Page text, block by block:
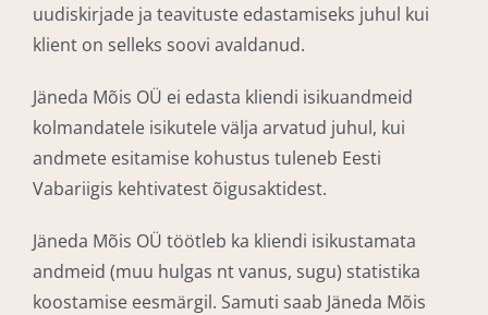
uudiskirjade ja teavituste edastamiseks juhul kui
klient on selleks soovi avaldanud.
Jäneda Mõis OÜ ei edasta kliendi isikuandmeid
kolmandatele isikutele välja arvatud juhul, kui
andmete esitamise kohustus tuleneb Eesti
Vabariigis kehtivatest õigusaktidest.
Jäneda Mõis OÜ töötleb ka kliendi isikustamata
andmeid (muu hulgas nt vanus, sugu) statistika
koostamise eesmärgil. Samuti saab Jäneda Mõis